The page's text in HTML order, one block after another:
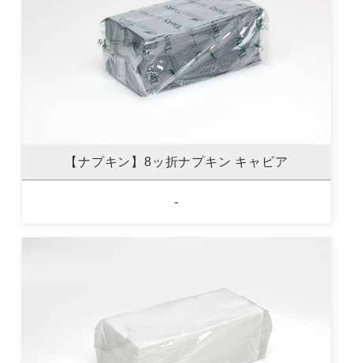
【ナプキン】8ッ折ナプキン キャビア
-